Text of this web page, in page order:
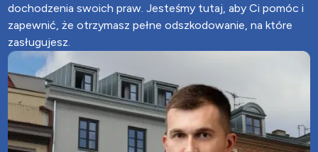
dochodzenia swoich praw. Jesteśmy tutaj, aby Ci pomóc i
zapewnić, że otrzymasz pełne odszkodowanie, na które
zasługujesz.